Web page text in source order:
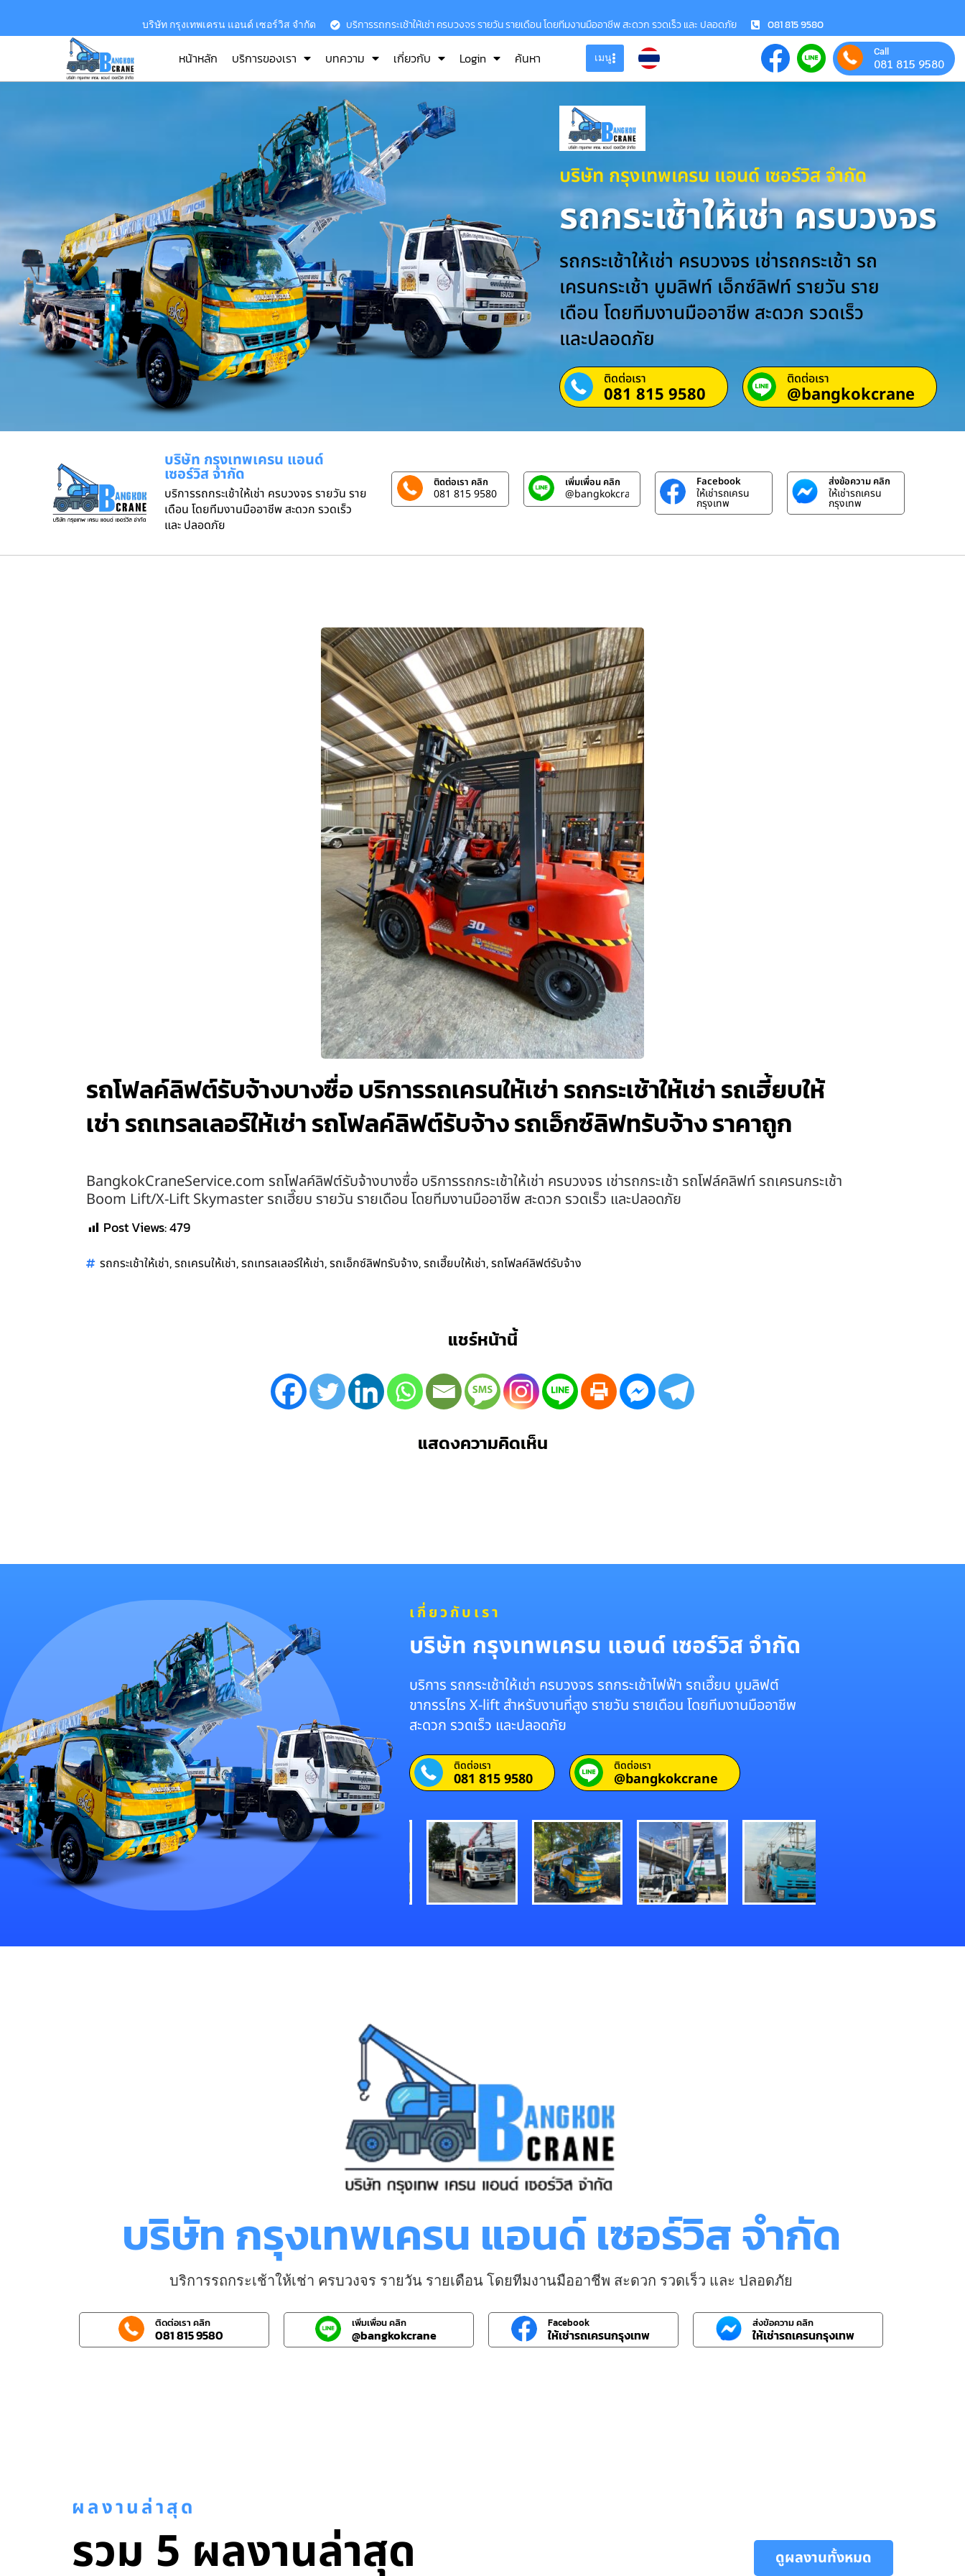
บริษัท กรุงเทพเครน แอนด์ เซอร์วิส จำกัด บริการรถกระเช้าให้เช่า ครบวงจร รายวัน รายเดือน โดยทีมงานมืออาชีพ สะดวก รวดเร็ว และ ปลอดภัย 081 815 9580
หน้าหลัก บริการของเรา บทความ เกี่ยวกับ Login ค้นหา เมนู Call
081 815 9580
บริษัท กรุงเทพเครน แอนด์ เซอร์วิส จำกัด
รถกระเช้าให้เช่า ครบวงจร
รถกระเช้าให้เช่า ครบวงจร เช่ารถกระเช้า รถ
เครนกระเช้า บูมลิฟท์ เอ็กซ์ลิฟท์ รายวัน ราย
เดือน โดยทีมงานมืออาชีพ สะดวก รวดเร็ว
และปลอดภัย
ติดต่อเรา
081 815 9580
ติดต่อเรา
@bangkokcrane
บริษัท กรุงเทพเครน แอนด์
เซอร์วิส จำกัด
บริการรถกระเช้าให้เช่า ครบวงจร รายวัน ราย
เดือน โดยทีมงานมืออาชีพ สะดวก รวดเร็ว
และ ปลอดภัย
ติดต่อเรา คลิก
081 815 9580
เพิ่มเพื่อน คลิก
@bangkokcrane
Facebook
ให้เช่ารถเครน
กรุงเทพ
ส่งข้อความ คลิก
ให้เช่ารถเครน
กรุงเทพ
รถโฟลค์ลิฟต์รับจ้างบางซื่อ บริการรถเครนให้เช่า รถกระเช้าให้เช่า รถเฮี้ยบให้
เช่า รถเทรลเลอร์ให้เช่า รถโฟลค์ลิฟต์รับจ้าง รถเอ็กซ์ลิฟทรับจ้าง ราคาถูก
BangkokCraneService.com รถโฟลค์ลิฟต์รับจ้างบางซื่อ บริการรถกระเช้าให้เช่า ครบวงจร เช่ารถกระเช้า รถโฟล์คลิฟท์ รถเครนกระเช้า
Boom Lift/X-Lift Skymaster รถเฮี๊ยบ รายวัน รายเดือน โดยทีมงานมืออาชีพ สะดวก รวดเร็ว และปลอดภัย
Post Views:479
รถกระเช้าให้เช่า,รถเครนให้เช่า,รถเทรลเลอร์ให้เช่า,รถเอ็กซ์ลิฟทรับจ้าง,รถเฮี๊ยบให้เช่า,รถโฟลค์ลิฟต์รับจ้าง
แชร์หน้านี้
แสดงความคิดเห็น
เกี่ยวกับเรา
บริษัท กรุงเทพเครน แอนด์ เซอร์วิส จำกัด
บริการ รถกระเช้าให้เช่า ครบวงจร รถกระเช้าไฟฟ้า รถเฮี๊ยบ บูมลิฟต์
ขากรรไกร X-lift สำหรับงานที่สูง รายวัน รายเดือน โดยทีมงานมืออาชีพ
สะดวก รวดเร็ว และปลอดภัย
ติดต่อเรา
081 815 9580
ติดต่อเรา
@bangkokcrane
บริษัท กรุงเทพเครน แอนด์ เซอร์วิส จำกัด
บริการรถกระเช้าให้เช่า ครบวงจร รายวัน รายเดือน โดยทีมงานมืออาชีพ สะดวก รวดเร็ว และ ปลอดภัย
ติดต่อเรา คลิก
081 815 9580
เพิ่มเพื่อน คลิก
@bangkokcrane
Facebook
ให้เช่ารถเครนกรุงเทพ
ส่งข้อความ คลิก
ให้เช่ารถเครนกรุงเทพ
ผลงานล่าสุด
รวม 5 ผลงานล่าสุด ดูผลงานทั้งหมด